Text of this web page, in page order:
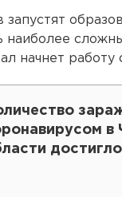
наиболее
начнет
в